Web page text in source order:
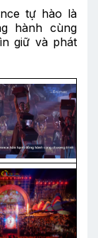
tự hào là
hành cùng
giữ và phát